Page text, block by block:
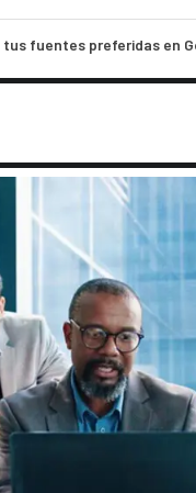
tus fuentes preferidas en